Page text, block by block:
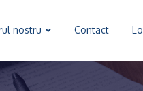
nostru Contact